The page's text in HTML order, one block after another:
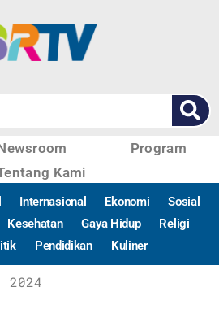
Program
Kami
Internasional Ekonomi
Sosial
Kesehatan Gaya Hidup
Religi
Pendidikan Kuliner